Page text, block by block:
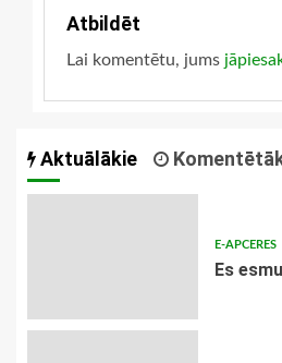
Atbildēt
Lai komentētu, jums
Aktuālākie
E-APCERES
Es